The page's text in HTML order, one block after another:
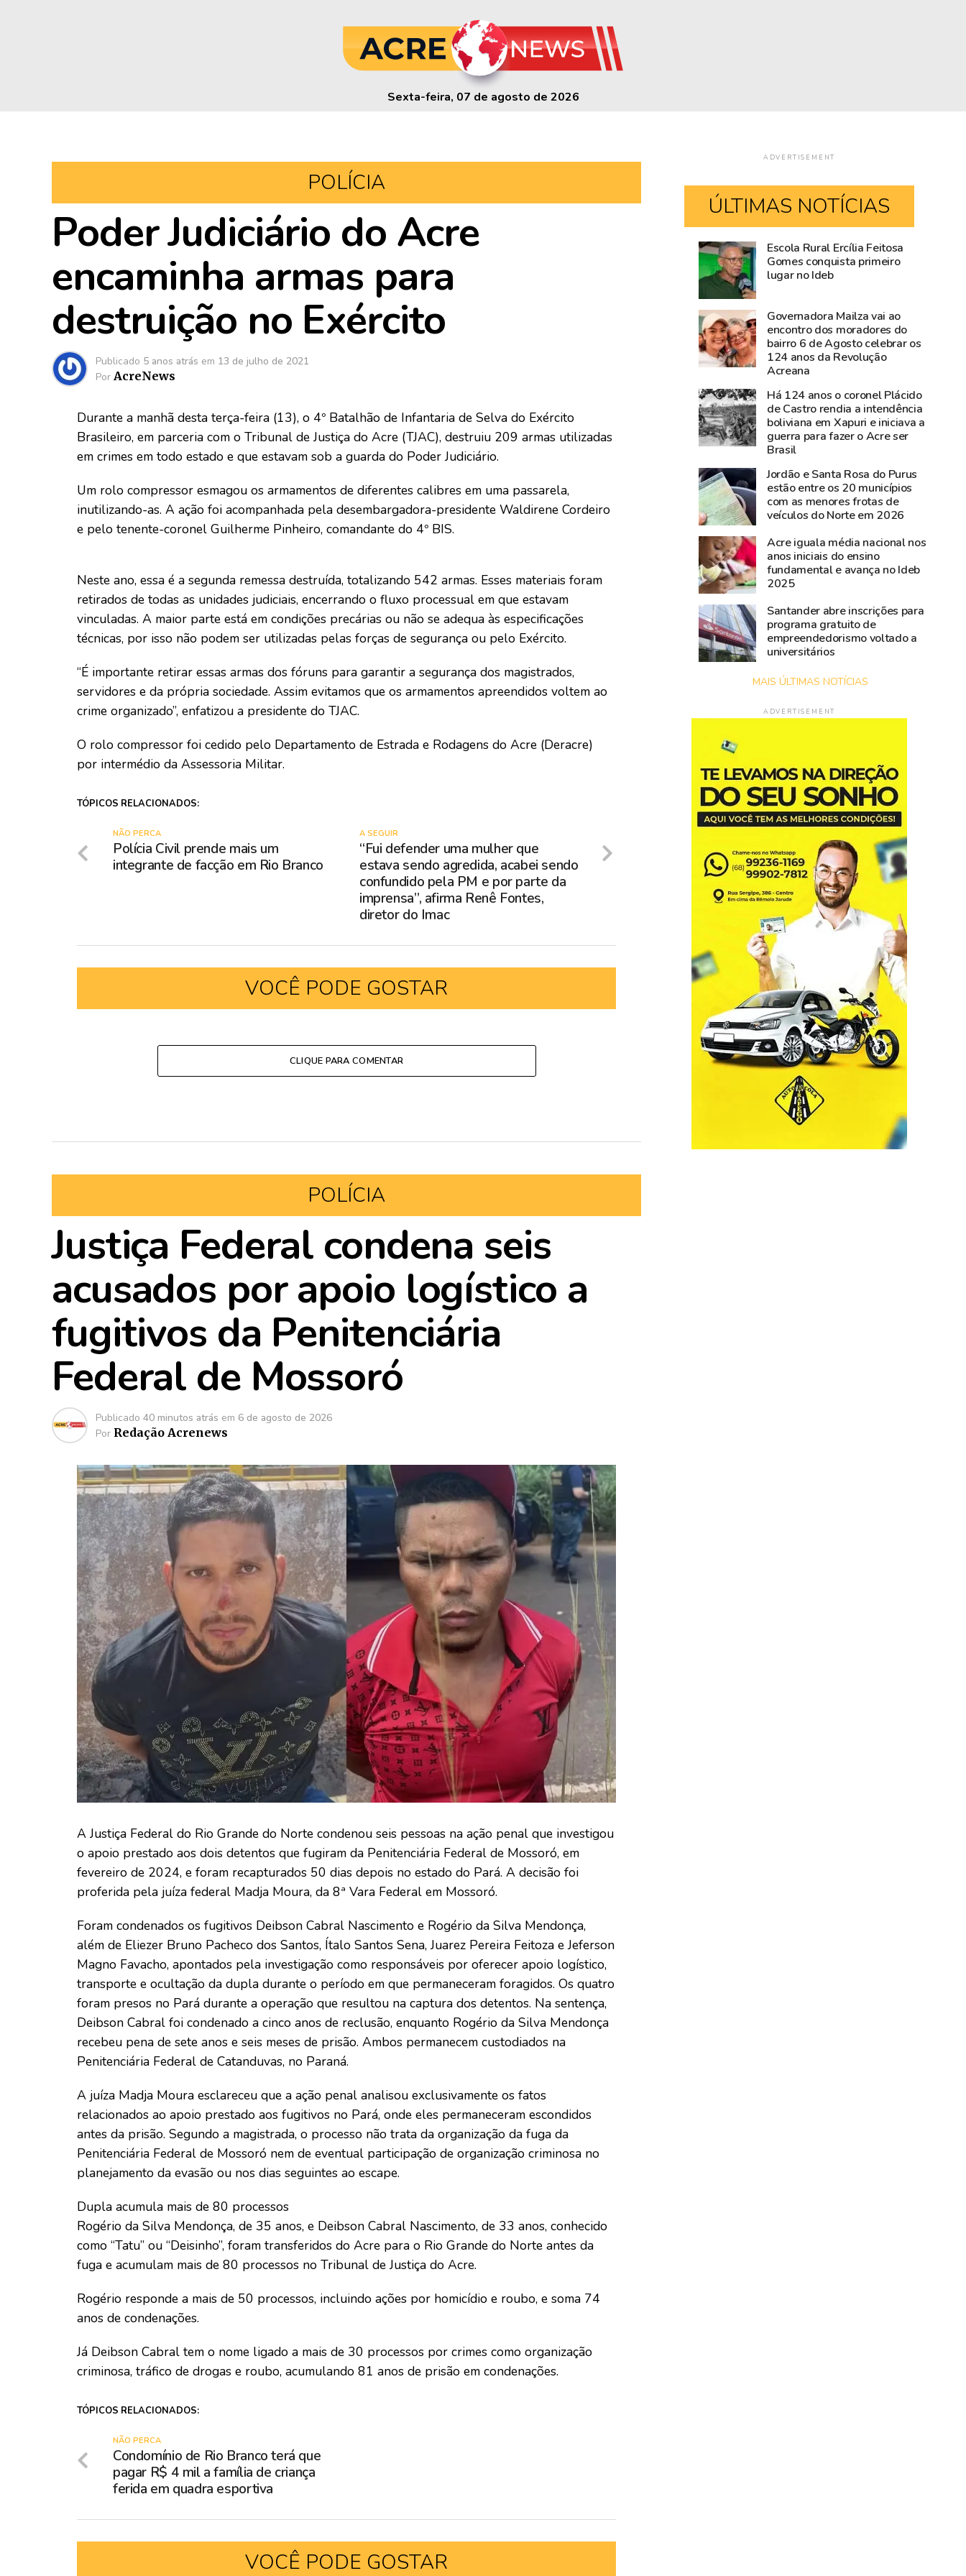
Sexta-feira, 07 de agosto de 2026
POLÍCIA
Poder Judiciário do Acre
encaminha armas para
destruição no Exército
Publicado 5 anos atrás em 13 de julho de 2021
Por AcreNews
Durante a manhã desta terça-feira (13), o 4º Batalhão de Infantaria de Selva do Exército
Brasileiro, em parceria com o Tribunal de Justiça do Acre (TJAC), destruiu 209 armas utilizadas
em crimes em todo estado e que estavam sob a guarda do Poder Judiciário.
Um rolo compressor esmagou os armamentos de diferentes calibres em uma passarela,
inutilizando-as. A ação foi acompanhada pela desembargadora-presidente Waldirene Cordeiro
e pelo tenente-coronel Guilherme Pinheiro, comandante do 4º BIS.
Neste ano, essa é a segunda remessa destruída, totalizando 542 armas. Esses materiais foram
retirados de todas as unidades judiciais, encerrando o fluxo processual em que estavam
vinculadas. A maior parte está em condições precárias ou não se adequa às especificações
técnicas, por isso não podem ser utilizadas pelas forças de segurança ou pelo Exército.
“É importante retirar essas armas dos fóruns para garantir a segurança dos magistrados,
servidores e da própria sociedade. Assim evitamos que os armamentos apreendidos voltem ao
crime organizado”, enfatizou a presidente do TJAC.
O rolo compressor foi cedido pelo Departamento de Estrada e Rodagens do Acre (Deracre)
por intermédio da Assessoria Militar.
TÓPICOS RELACIONADOS:
A SEGUIR
“Fui defender uma mulher que
estava sendo agredida, acabei sendo
confundido pela PM e por parte da
imprensa”, afirma Renê Fontes,
diretor do Imac
NÃO PERCA
Polícia Civil prende mais um
integrante de facção em Rio Branco
VOCÊ PODE GOSTAR
CLIQUE PARA COMENTAR
POLÍCIA
Justiça Federal condena seis
acusados por apoio logístico a
fugitivos da Penitenciária
Federal de Mossoró
Publicado 40 minutos atrás em 6 de agosto de 2026
Por Redação Acrenews
A Justiça Federal do Rio Grande do Norte condenou seis pessoas na ação penal que investigou
o apoio prestado aos dois detentos que fugiram da Penitenciária Federal de Mossoró, em
fevereiro de 2024, e foram recapturados 50 dias depois no estado do Pará. A decisão foi
proferida pela juíza federal Madja Moura, da 8ª Vara Federal em Mossoró.
Foram condenados os fugitivos Deibson Cabral Nascimento e Rogério da Silva Mendonça,
além de Eliezer Bruno Pacheco dos Santos, Ítalo Santos Sena, Juarez Pereira Feitoza e Jeferson
Magno Favacho, apontados pela investigação como responsáveis por oferecer apoio logístico,
transporte e ocultação da dupla durante o período em que permaneceram foragidos. Os quatro
foram presos no Pará durante a operação que resultou na captura dos detentos. Na sentença,
Deibson Cabral foi condenado a cinco anos de reclusão, enquanto Rogério da Silva Mendonça
recebeu pena de sete anos e seis meses de prisão. Ambos permanecem custodiados na
Penitenciária Federal de Catanduvas, no Paraná.
A juíza Madja Moura esclareceu que a ação penal analisou exclusivamente os fatos
relacionados ao apoio prestado aos fugitivos no Pará, onde eles permaneceram escondidos
antes da prisão. Segundo a magistrada, o processo não trata da organização da fuga da
Penitenciária Federal de Mossoró nem de eventual participação de organização criminosa no
planejamento da evasão ou nos dias seguintes ao escape.
Dupla acumula mais de 80 processos
Rogério da Silva Mendonça, de 35 anos, e Deibson Cabral Nascimento, de 33 anos, conhecido
como “Tatu” ou “Deisinho”, foram transferidos do Acre para o Rio Grande do Norte antes da
fuga e acumulam mais de 80 processos no Tribunal de Justiça do Acre.
Rogério responde a mais de 50 processos, incluindo ações por homicídio e roubo, e soma 74
anos de condenações.
Já Deibson Cabral tem o nome ligado a mais de 30 processos por crimes como organização
criminosa, tráfico de drogas e roubo, acumulando 81 anos de prisão em condenações.
TÓPICOS RELACIONADOS:
NÃO PERCA
Condomínio de Rio Branco terá que
pagar R$ 4 mil a família de criança
ferida em quadra esportiva
VOCÊ PODE GOSTAR
ADVERTISEMENT
ÚLTIMAS NOTÍCIAS
Após
articulação
do
Estado,
documentos
históricos
de
de
Castro
são
resgatados
em
São
Gabriel,
no
Rio
Grande
do
Sul
Casamento
coletivo
será
realizado
nesta
sexta-
feira,
Expoacre
Escola Rural Ercília Feitosa
Gomes conquista primeiro
lugar no Ideb
Governadora Mailza vai ao
encontro dos moradores do
bairro 6 de Agosto celebrar os
124 anos da Revolução
Acreana
Há 124 anos o coronel Plácido
de Castro rendia a intendência
boliviana em Xapuri e iniciava a
guerra para fazer o Acre ser
Brasil
Jordão e Santa Rosa do Purus
estão entre os 20 municípios
com as menores frotas de
veículos do Norte em 2026
Acre iguala média nacional nos
anos iniciais do ensino
fundamental e avança no Ideb
2025
Santander abre inscrições para
programa gratuito de
empreendedorismo voltado a
universitários
MAIS ÚLTIMAS NOTÍCIAS
ADVERTISEMENT